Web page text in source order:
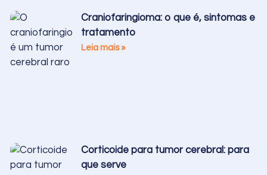
Craniofaringioma: o que é, sintomas e
tratamento
Leia mais »
Corticoide para tumor cerebral: para
que serve